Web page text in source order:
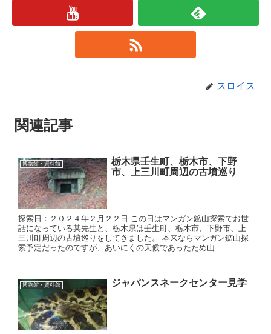
スロイス
関連記事
博物館・資料館
栃木県壬生町、栃木市、下野
市、上三川町周辺の古墳巡り
探索日：２０２４年２月２２日 この日はマンガン鉱山探索でお世
話になっている某先生と、栃木県は壬生町、栃木市、下野市、上
三川町周辺の古墳巡りをしてきました。 本来ならマンガン鉱山探
索予定だったのですが、あいにくの天候であったため山...
博物館・資料館 ジャパンスネークセンター見学